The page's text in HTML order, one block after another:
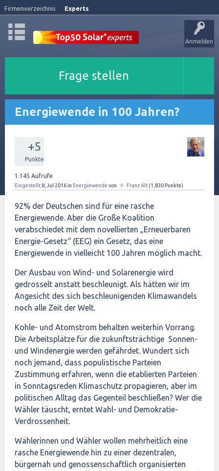
Firmenverzeichnis Experts
Anmelden
Frage stellen
Energiewende in 100 Jahren?
+5
Punkte
1.145 Aufrufe
Eingestellt 8, Jul 2016in Energiewende von ✦ Franz Alt (1,830 Punkte)
92% der Deutschen sind für eine rasche
Energiewende. Aber die Große Koalition
verabschiedet mit dem novellierten „Erneuerbaren
Energie-Gesetz“ (EEG) ein Gesetz, das eine
Energiewende in vielleicht 100 Jahren möglich macht.
Der Ausbau von Wind- und Solarenergie wird
gedrosselt anstatt beschleunigt. Als hätten wir im
Angesicht des sich beschleunigenden Klimawandels
noch alle Zeit der Welt.
Kohle- und Atomstrom behalten weiterhin Vorrang.
Die Arbeitsplätze für die zukunftsträchtige Sonnen-
und Windenergie werden gefährdet. Wundert sich
noch jemand, dass populistische Parteien
Zustimmung erfahren, wenn die etablierten Parteien
in Sonntagsreden Klimaschutz propagieren, aber im
politischen Alltag das Gegenteil beschließen? Wer die
Wähler täuscht, erntet Wahl- und Demokratie-
Verdrossenheit.
Wählerinnen und Wähler wollen mehrheitlich eine
rasche Energiewende hin zu einer dezentralen,
bürgernah und genossenschaftlich organisierten